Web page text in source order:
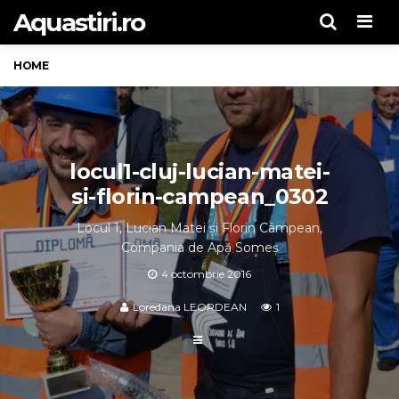
Aquastiri.ro
HOME
locul1-cluj-lucian-matei-
si-florin-campean_0302
Locul 1, Lucian Matei și Florin Câmpean,
Compania de Apă Someș
4 octombrie 2016
Loredana LEORDEAN 1